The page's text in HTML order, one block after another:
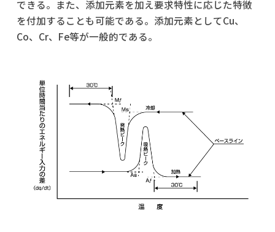
できる。また、添加元素を加え要求特性に応じた特徴
を付加することも可能である。添加元素としてCu、
Co、Cr、Fe等が一般的である。